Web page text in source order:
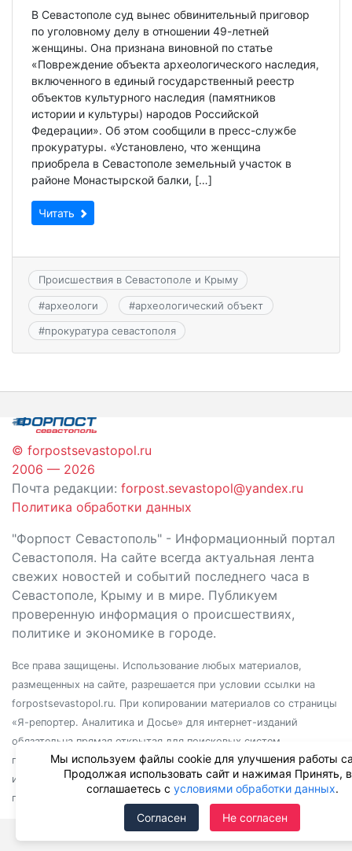
В Севастополе суд вынес обвинительный приговор
по уголовному делу в отношении 49-летней
женщины. Она признана виновной по статье
«Повреждение объекта археологического наследия,
включенного в единый государственный реестр
объектов культурного наследия (памятников
истории и культуры) народов Российской
Федерации». Об этом сообщили в пресс-службе
прокуратуры. «Установлено, что женщина
приобрела в Севастополе земельный участок в
районе Монастырской балки, […]
Читать
Происшествия в Севастополе и Крыму
#археологи #археологический объект
#прокуратура севастополя
© forpostsevastopol.ru
2006 — 2026
Почта редакции: forpost.sevastopol@yandex.ru
Политика обработки данных
"Форпост Севастополь" - Информационный портал
Севастополя. На сайте всегда актуальная лента
свежих новостей и событий последнего часа в
Севастополе, Крыму и в мире. Публикуем
проверенную информация о происшествиях,
политике и экономике в городе.
Все права защищены. Использование любых материалов,
размещенных на сайте, разрешается при условии ссылки на
forpostsevastopol.ru. При копировании материалов со страницы
«Я-репортер. Аналитика и Досье» для интернет-изданий
обязательна прямая открытая для поисковых систем
гиперссылка. Независимо от полного или частичного
использования материалов, ссылка должна быть размещена в
подзаголовке или первом абзаце материала.
Мы используем файлы cookie для улучшения работы
Продолжая использовать сайт и нажимая Принять,
соглашаетесь с условиями обработки данных.
Согласен Не согласен